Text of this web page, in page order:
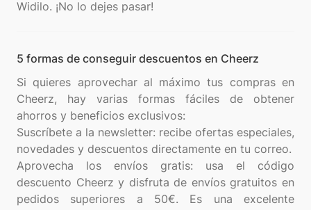
5 formas de conseguir descuentos en Cheerz
Si quieres aprovechar al máximo tus compras en
Cheerz, hay varias formas fáciles de obtener
ahorros y beneficios exclusivos:
Suscríbete a la newsletter: recibe ofertas especiales,
novedades y descuentos directamente en tu correo.
Aprovecha los envíos gratis: usa el código
descuento Cheerz y disfruta de envíos gratuitos en
pedidos superiores a 50€. Es una excelente